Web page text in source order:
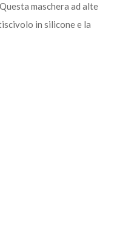
maschera ad alte
in silicone e la